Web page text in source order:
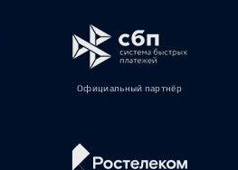
Официальный партнёр